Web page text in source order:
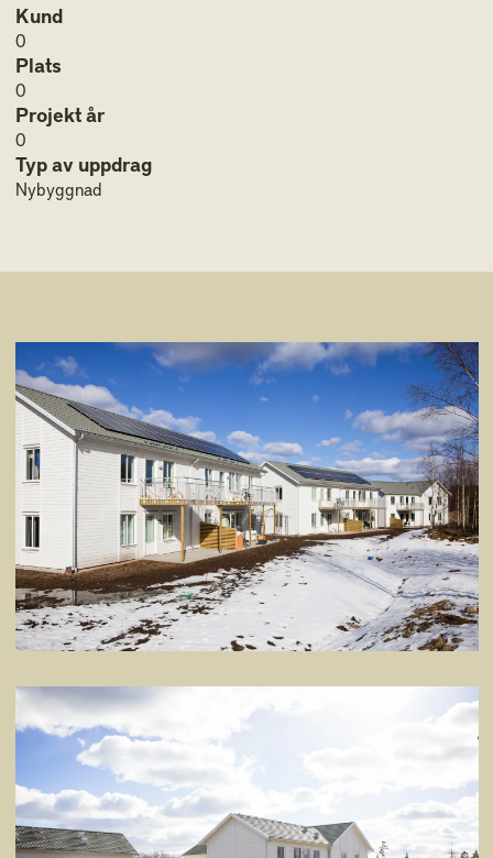
Kund
0
Plats
0
Projekt år
0
Typ av uppdrag
Nybyggnad